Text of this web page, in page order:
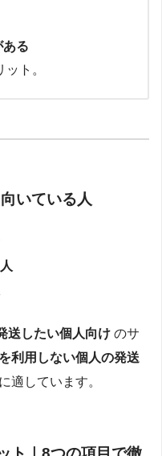
る
ト。
いている人
送したい個人向け のサ
利用しない個人の発送
に適しています。